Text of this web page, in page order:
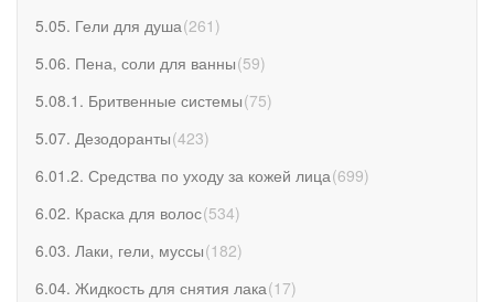
5.05. Гели для душа(261 )
5.06. Пена, соли для ванны(59)
5.08.1. Бритвенные системы(75)
5.07. Дезодоранты(423)
6.01.2. Средства по уходу за кожей лица(699)
6.02. Краска для волос(534)
6.03. Лаки, гели, муссы(182)
6.04. Жидкость для снятия лака(17)